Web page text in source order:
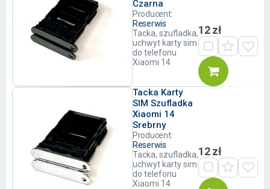
Czarna
Producent:
Reserwis
Tacka, szufladka,
uchwyt karty sim
do telefonu
Xiaomi 14
12 zł
Tacka Karty
SIM Szufladka
Xiaomi 14
Srebrny
Producent:
Reserwis
Tacka, szufladka,
uchwyt karty sim
do telefonu
Xiaomi 14
12 zł